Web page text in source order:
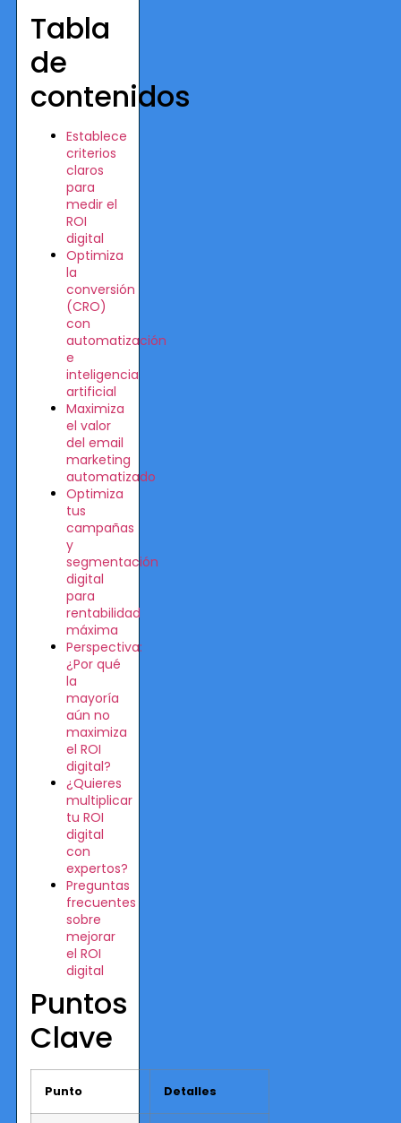
Tabla
de
contenidos
Establece
criterios
claros
para
medir el
ROI
digital
Optimiza
la
conversión
(CRO)
con
automatización
e
inteligencia
artificial
Maximiza
el valor
del email
marketing
automatizado
Optimiza
tus
campañas
y
segmentación
digital
para
rentabilidad
máxima
Perspectiva:
¿Por qué
la
mayoría
aún no
maximiza
el ROI
digital?
¿Quieres
multiplicar
tu ROI
digital
con
expertos?
Preguntas
frecuentes
sobre
mejorar
el ROI
digital
Puntos
Clave
Punto Detalles